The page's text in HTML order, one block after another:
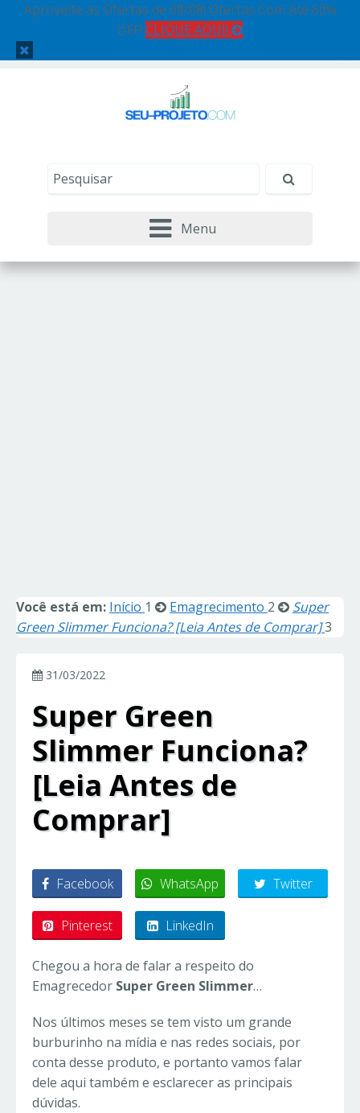
Aproveite as Ofertas de 08/08! Ofertas Com Até 60%
OFF! CLIQUE AQUI!
Menu
Você está em: Início 1 Emagrecimento 2
Super
Green Slimmer Funciona? [Leia Antes de Comprar]3
31/03/2022
Super Green
Slimmer Funciona?
[Leia Antes de
Comprar]
Facebook WhatsApp Twitter
Pinterest LinkedIn
Chegou a hora de falar a respeito do
Emagrecedor Super Green Slimmer…
Nos últimos meses se tem visto um grande
burburinho na mídia e nas redes sociais, por
conta desse produto, e portanto vamos falar
dele aqui também e esclarecer as principais
dúvidas.